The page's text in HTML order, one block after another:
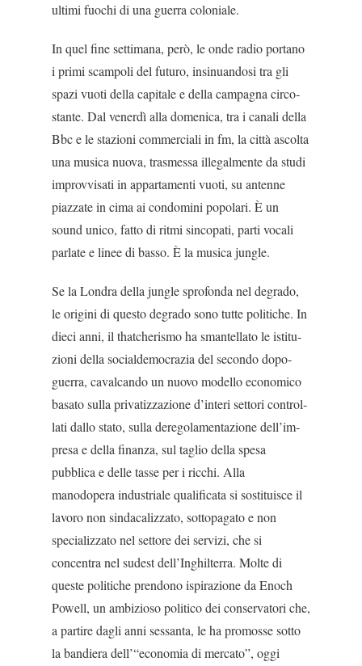
ultimi fuochi di una guerra coloniale.
In quel fine settimana, però, le onde radio porta­no
i primi scampoli del futuro, insinuandosi tra gli
spazi vuoti della capitale e della campagna circo­
stante. Dal venerdì alla domenica, tra i canali della
Bbc e le stazioni commerciali in fm, la città ascolta
una musica nuova, trasmessa illegalmente da studi
improvvisati in appartamenti vuoti, su antenne
piazzate in cima ai condomini popolari. È un
sound unico, fatto di ritmi sincopati, parti vocali
parlate e linee di basso. È la musica jungle.
Se la Londra della jungle sprofonda nel degrado,
le origini di questo degrado sono tutte politiche. In
dieci anni, il thatcherismo ha smantellato le istitu­
zioni della socialdemocrazia del secondo dopo­
guerra, cavalcando un nuovo modello economico
basato sulla privatizzazione d’interi settori control­
lati dallo stato, sulla deregolamentazione dell’im­
presa e della finanza, sul taglio della spesa
pubblica e delle tasse per i ricchi. Alla
manodopera industria­le qualificata si sostituisce il
lavoro non sindacalizza­to, sottopagato e non
specializzato nel settore dei servizi, che si
concentra nel sudest dell’Inghilterra. Molte di
queste politiche prendono ispirazione da Enoch
Powell, un ambizioso politico dei conservato­ri che,
a partire dagli anni sessanta, le ha promosse sotto
la bandiera dell’“economia di mercato”, oggi